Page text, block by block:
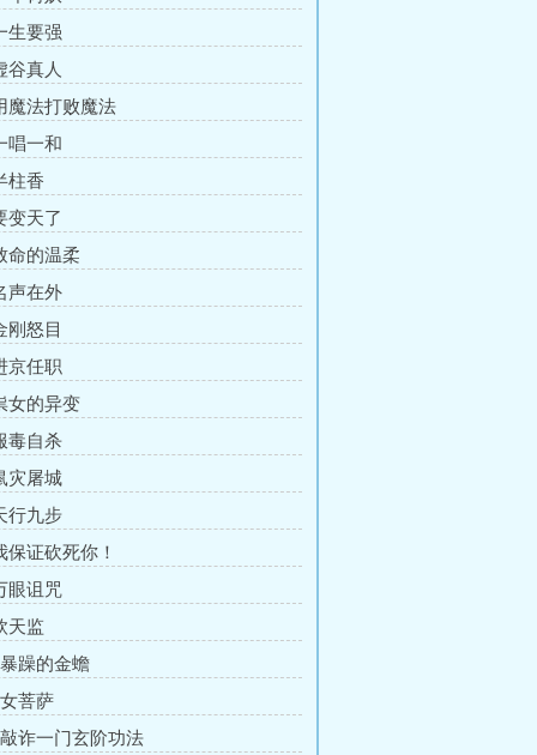
生要强
谷真人
魔法打败魔法
唱一和
柱香
变天了
命的温柔
声在外
刚怒目
京任职
女的异变
毒自杀
灾屠城
行九步
保证砍死你！
眼诅咒
天监
躁的金蟾
菩萨
诈一门玄阶功法